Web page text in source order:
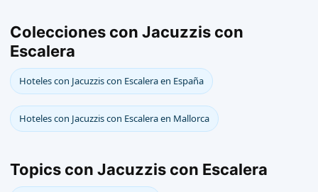
Colecciones con Jacuzzis con
Escalera
Hoteles con Jacuzzis con Escalera en España
Hoteles con Jacuzzis con Escalera en Mallorca
Topics con Jacuzzis con Escalera